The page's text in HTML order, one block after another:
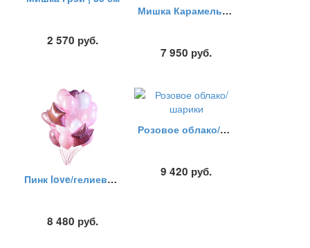
2 570 руб.
Мишка Карамелька | 120 см
7 950 руб.
Пинк love/гелиевые шары
8 480 руб.
Розовое облако/шарики
9 420 руб.